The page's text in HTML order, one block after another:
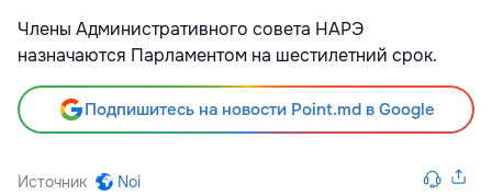
Члены Административного совета НАРЭ
назначаются Парламентом на шестилетний срок.
Подпишитесь на новости Point.md в Google
Источник Noi